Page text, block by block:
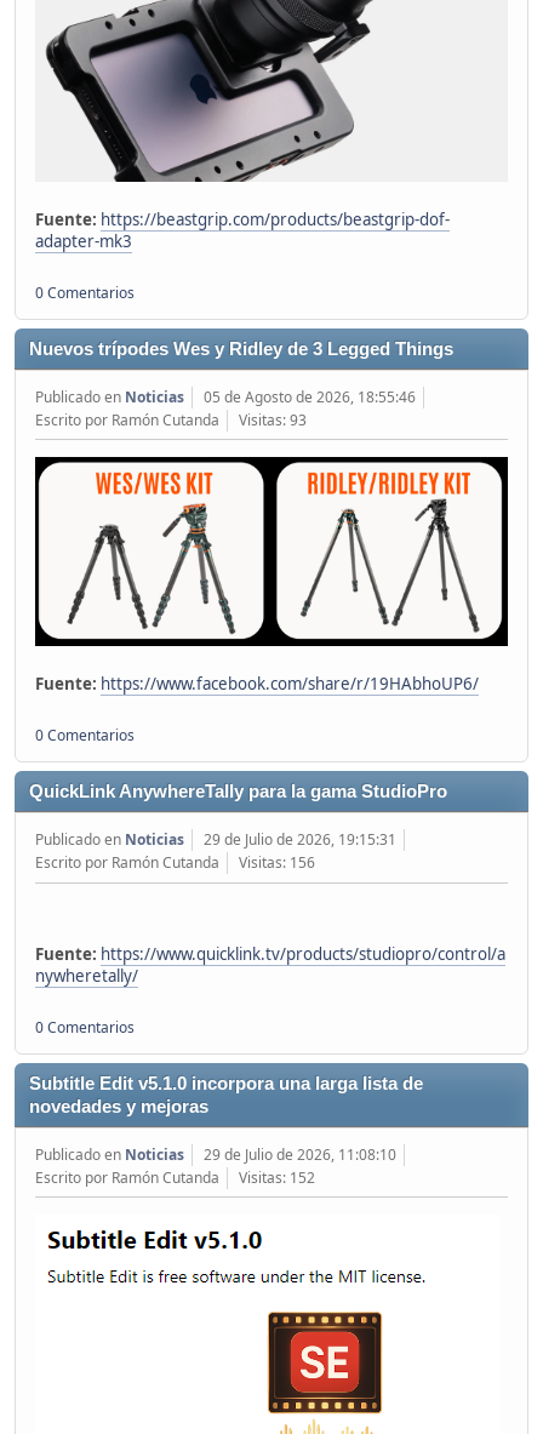
Fuente: https://beastgrip.com/products/beastgrip-dof-
adapter-mk3
0 Comentarios
Nuevos trípodes Wes y Ridley de 3 Legged Things
Publicado en Noticias
05 de Agosto de 2026, 18:55:46
Escrito por Ramón Cutanda
Visitas: 93
Fuente: https://www.facebook.com/share/r/19HAbhoUP6/
0 Comentarios
QuickLink AnywhereTally para la gama StudioPro
Publicado en Noticias
29 de Julio de 2026, 19:15:31
Escrito por Ramón Cutanda
Visitas: 156
Fuente: https://www.quicklink.tv/products/studiopro/control/a
nywheretally/
0 Comentarios
Subtitle Edit v5.1.0 incorpora una larga lista de
novedades y mejoras
Publicado en Noticias
29 de Julio de 2026, 11:08:10
Escrito por Ramón Cutanda
Visitas: 152